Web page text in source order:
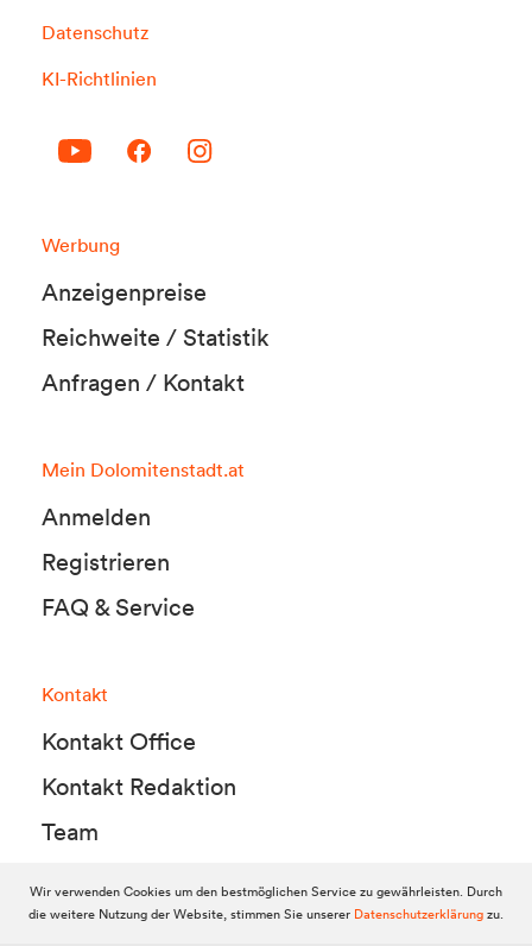
Datenschutz
KI-Richtlinien
Werbung
Anzeigenpreise
Reichweite / Statistik
Anfragen / Kontakt
Mein Dolomitenstadt.at
Anmelden
Registrieren
FAQ & Service
Kontakt
Kontakt Office
Kontakt Redaktion
Team
© 2010-2026 Dolomitenstadt.at
Wir verwenden Cookies um den bestmöglichen Service zu gewährleisten. Durch
die weitere Nutzung der Website, stimmen Sie unserer Datenschutzerklärungzu.